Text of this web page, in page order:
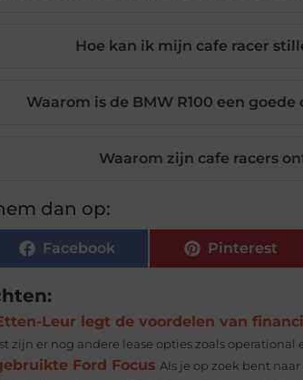
Hoe kan ik mijn cafe racer
Waarom is de BMW R100 een goede
Waarom zijn cafe racers
dan op:
Facebook Pinterest
Leur legt de voordelen van
zijn er nog andere lease opties zoals operational
Ford Focus Als je op zoek bent